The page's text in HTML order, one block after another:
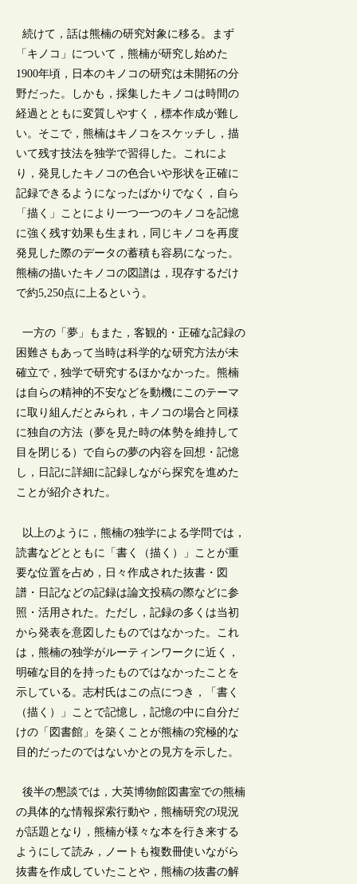
続けて，話は熊楠の研究対象に移る。まず
「キノコ」について，熊楠が研究し始めた
1900年頃，日本のキノコの研究は未開拓の分
野だった。しかも，採集したキノコは時間の
経過とともに変質しやすく，標本作成が難し
い。そこで，熊楠はキノコをスケッチし，描
いて残す技法を独学で習得した。これによ
り，発見したキノコの色合いや形状を正確に
記録できるようになったばかりでなく，自ら
「描く」ことにより一つ一つのキノコを記憶
に強く残す効果も生まれ，同じキノコを再度
発見した際のデータの蓄積も容易になった。
熊楠の描いたキノコの図譜は，現存するだけ
で約5,250点に上るという。
一方の「夢」もまた，客観的・正確な記録の
困難さもあって当時は科学的な研究方法が未
確立で，独学で研究するほかなかった。熊楠
は自らの精神的不安などを動機にこのテーマ
に取り組んだとみられ，キノコの場合と同様
に独自の方法（夢を見た時の体勢を維持して
目を閉じる）で自らの夢の内容を回想・記憶
し，日記に詳細に記録しながら探究を進めた
ことが紹介された。
以上のように，熊楠の独学による学問では，
読書などとともに「書く（描く）」ことが重
要な位置を占め，日々作成された抜書・図
譜・日記などの記録は論文投稿の際などに参
照・活用された。ただし，記録の多くは当初
から発表を意図したものではなかった。これ
は，熊楠の独学がルーティンワークに近く，
明確な目的を持ったものではなかったことを
示している。志村氏はこの点につき，「書く
（描く）」ことで記憶し，記憶の中に自分だ
けの「図書館」を築くことが熊楠の究極的な
目的だったのではないかとの見方を示した。
後半の懇談では，大英博物館図書室での熊楠
の具体的な情報探索行動や，熊楠研究の現況
が話題となり，熊楠が様々な本を行き来する
ようにして読み，ノートも複数冊使いながら
抜書を作成していたことや，熊楠の抜書の解